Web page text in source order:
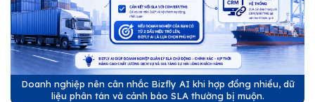
Doanh nghiệp nên cân nhắc Bizfly AI khi hợp đồng nhiều, dữ
liệu phân tán và cảnh báo SLA thường bị muộn.